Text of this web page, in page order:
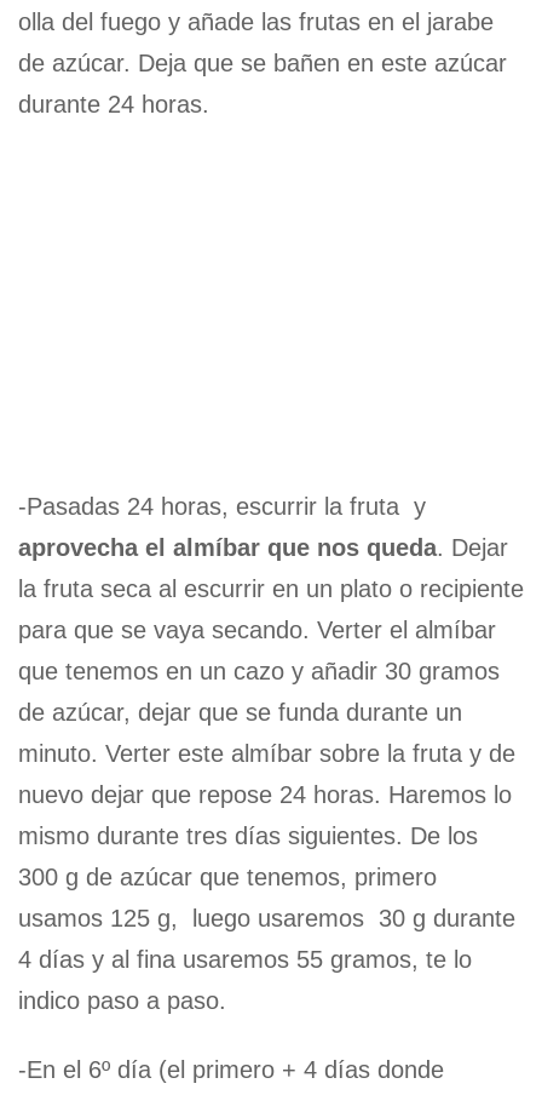
olla del fuego y añade las frutas en el jarabe
de azúcar. Deja que se bañen en este azúcar
durante 24 horas.
-Pasadas 24 horas, escurrir la fruta y
aprovecha el almíbar que nos queda. Dejar
la fruta seca al escurrir en un plato o recipiente
para que se vaya secando. Verter el almíbar
que tenemos en un cazo y añadir 30 gramos
de azúcar, dejar que se funda durante un
minuto. Verter este almíbar sobre la fruta y de
nuevo dejar que repose 24 horas. Haremos lo
mismo durante tres días siguientes. De los
300 g de azúcar que tenemos, primero
usamos 125 g, luego usaremos 30 g durante
4 días y al fina usaremos 55 gramos, te lo
indico paso a paso.
-En el 6º día (el primero + 4 días donde